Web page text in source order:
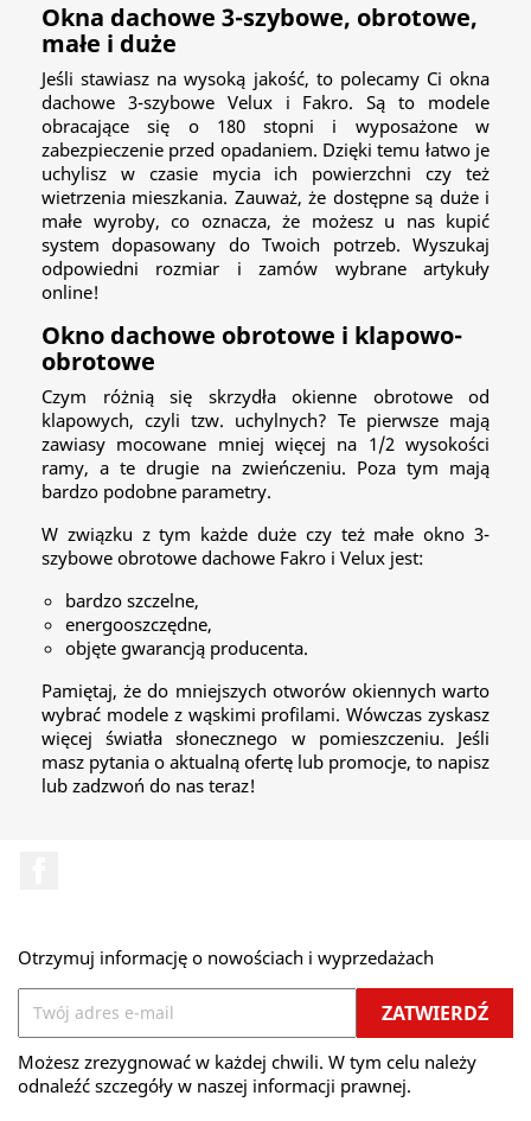
Okna dachowe 3-szybowe, obrotowe,
małe i duże
Jeśli stawiasz na wysoką jakość, to polecamy Ci okna
dachowe 3-szybowe Velux i Fakro. Są to modele
obracające się o 180 stopni i wyposażone w
zabezpieczenie przed opadaniem. Dzięki temu łatwo je
uchylisz w czasie mycia ich powierzchni czy też
wietrzenia mieszkania. Zauważ, że dostępne są duże i
małe wyroby, co oznacza, że możesz u nas kupić
system dopasowany do Twoich potrzeb. Wyszukaj
odpowiedni rozmiar i zamów wybrane artykuły
online!
Okno dachowe obrotowe i klapowo-
obrotowe
Czym różnią się skrzydła okienne obrotowe od
klapowych, czyli tzw. uchylnych? Te pierwsze mają
zawiasy mocowane mniej więcej na 1/2 wysokości
ramy, a te drugie na zwieńczeniu. Poza tym mają
bardzo podobne parametry.
W związku z tym każde duże czy też małe okno 3-
szybowe obrotowe dachowe Fakro i Velux jest:
bardzo szczelne,
energooszczędne,
objęte gwarancją producenta.
Pamiętaj, że do mniejszych otworów okiennych warto
wybrać modele z wąskimi profilami. Wówczas zyskasz
więcej światła słonecznego w pomieszczeniu. Jeśli
masz pytania o aktualną ofertę lub promocje, to napisz
lub zadzwoń do nas teraz!
Otrzymuj informację o nowościach i wyprzedażach
Możesz zrezygnować w każdej chwili. W tym celu należy
odnaleźć szczegóły w naszej informacji prawnej.